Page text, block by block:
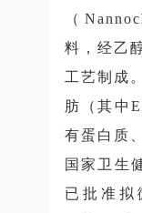
（
料，经乙
工艺制成
肪（其中
有蛋白质
国家卫生
已批准拟